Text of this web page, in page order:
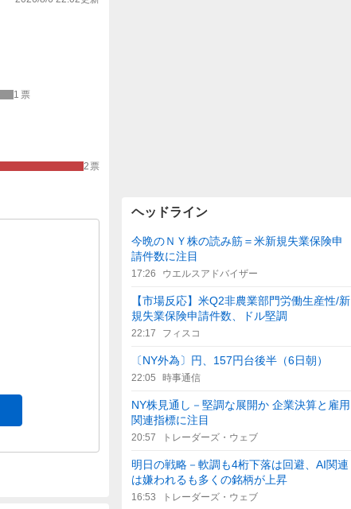
1 票
2 票
ヘッドライン
今晩のＮＹ株の読み筋＝米新規失業保険申
請件数に注目
17:26 ウエルスアドバイザー
【市場反応】米Q2非農業部門労働生産性/新
規失業保険申請件数、ドル堅調
22:17 フィスコ
〔NY外為〕円、157円台後半（6日朝）
22:05 時事通信
NY株見通し－堅調な展開か 企業決算と雇用
関連指標に注目
20:57 トレーダーズ・ウェブ
明日の戦略－軟調も4桁下落は回避、AI関連
は嫌われるも多くの銘柄が上昇
16:53 トレーダーズ・ウェブ